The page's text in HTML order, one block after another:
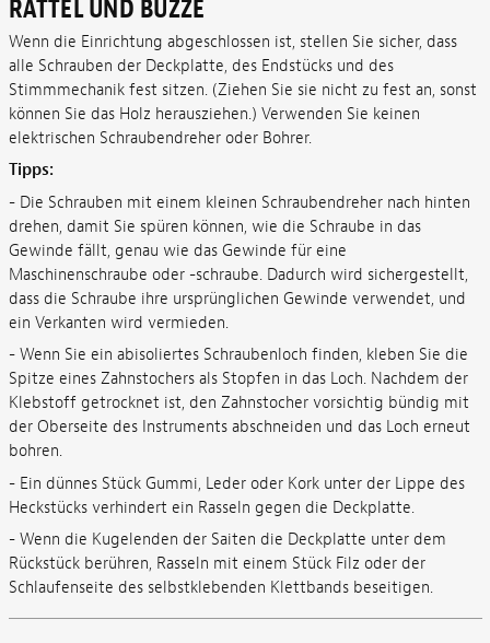
RATTEL UND BUZZE
Wenn die Einrichtung abgeschlossen ist, stellen Sie sicher, dass
alle Schrauben der Deckplatte, des Endstücks und des
Stimmmechanik fest sitzen. (Ziehen Sie sie nicht zu fest an, sonst
können Sie das Holz herausziehen.) Verwenden Sie keinen
elektrischen Schraubendreher oder Bohrer.
Tipps:
- Die Schrauben mit einem kleinen Schraubendreher nach hinten
drehen, damit Sie spüren können, wie die Schraube in das
Gewinde fällt, genau wie das Gewinde für eine
Maschinenschraube oder -schraube. Dadurch wird sichergestellt,
dass die Schraube ihre ursprünglichen Gewinde verwendet, und
ein Verkanten wird vermieden.
- Wenn Sie ein abisoliertes Schraubenloch finden, kleben Sie die
Spitze eines Zahnstochers als Stopfen in das Loch. Nachdem der
Klebstoff getrocknet ist, den Zahnstocher vorsichtig bündig mit
der Oberseite des Instruments abschneiden und das Loch erneut
bohren.
- Ein dünnes Stück Gummi, Leder oder Kork unter der Lippe des
Heckstücks verhindert ein Rasseln gegen die Deckplatte.
- Wenn die Kugelenden der Saiten die Deckplatte unter dem
Rückstück berühren, Rasseln mit einem Stück Filz oder der
Schlaufenseite des selbstklebenden Klettbands beseitigen.